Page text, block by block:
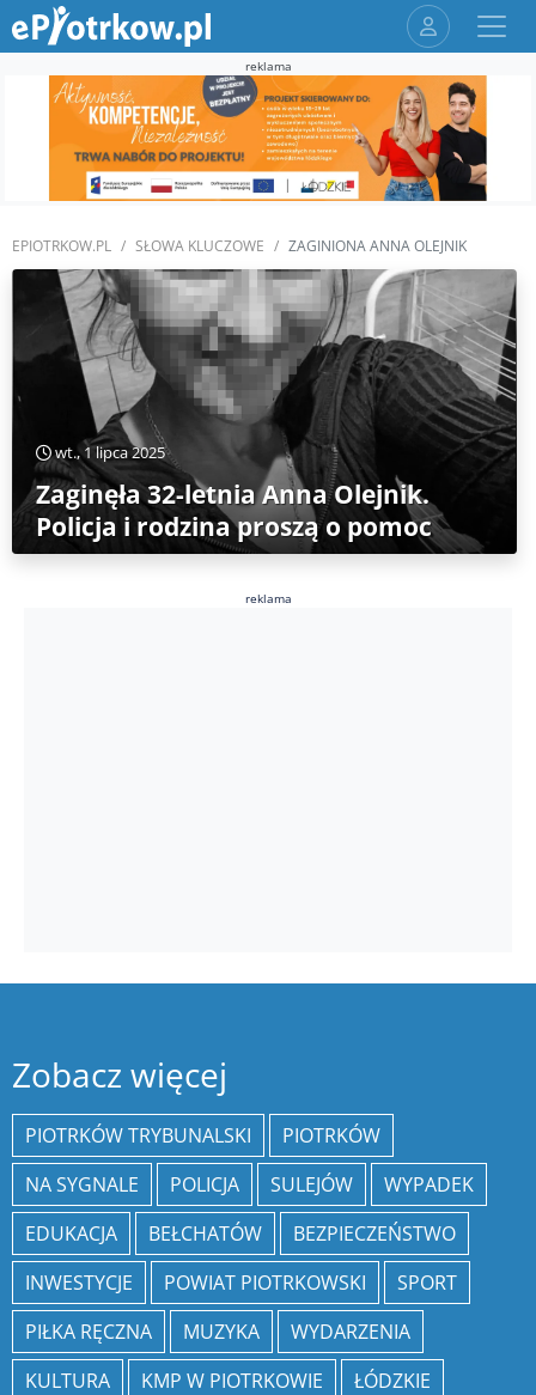
reklama
EPIOTRKOW.PL SŁOWA KLUCZOWE ZAGINIONA ANNA OLEJNIK
wt., 1 lipca 2025
Zaginęła 32-letnia Anna Olejnik.
Policja i rodzina proszą o pomoc
reklama
Zobacz więcej
PIOTRKÓW TRYBUNALSKI
PIOTRKÓW
NA SYGNALE
POLICJA SULEJÓW
WYPADEK
EDUKACJA
BEŁCHATÓW
BEZPIECZEŃSTWO
INWESTYCJE
POWIAT PIOTRKOWSKI
SPORT
PIŁKA RĘCZNA
MUZYKA
WYDARZENIA
KULTURA
KMP W PIOTRKOWIE
ŁÓDZKIE